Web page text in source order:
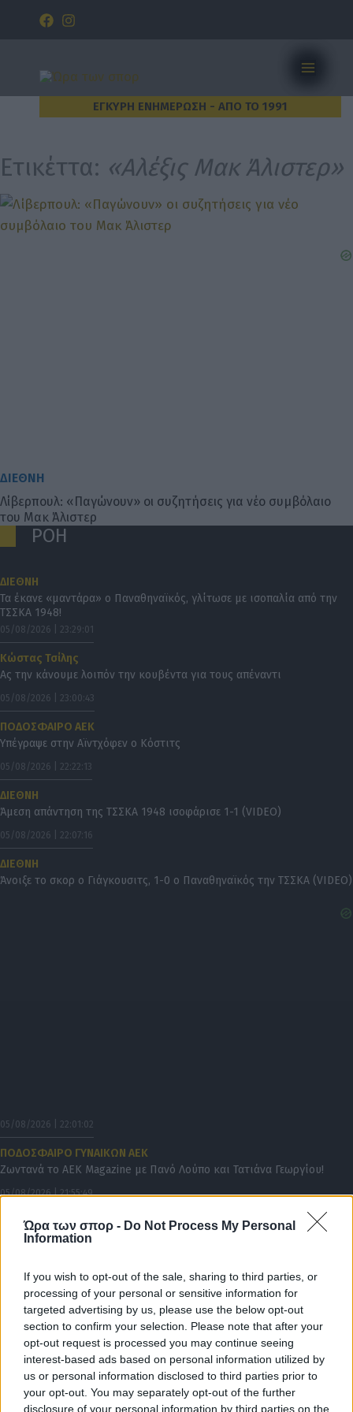
Ώρα των σπορ - Do Not Process My Personal
Information
If you wish to opt-out of the sale, sharing to third parties, or
processing of your personal or sensitive information for
targeted advertising by us, please use the below opt-out
section to confirm your selection. Please note that after your
opt-out request is processed you may continue seeing
interest-based ads based on personal information utilized by
us or personal information disclosed to third parties prior to
your opt-out. You may separately opt-out of the further
disclosure of your personal information by third parties on the
Μετάβαση
Ετικέττα: «Αλέξις Μακ Άλιστερ»
ΔΙΕΘΝΗ
Λίβερπουλ: «Παγώνουν» οι συζητήσεις για νέο συμβόλαιο
του Μακ Άλιστερ
ΡΟΗ
ΔΙΕΘΝΗ
Τα έκανε «μαντάρα» ο Παναθηναϊκός, γλίτωσε με ισοπαλία από την
ΤΣΣΚΑ 1948!
05/08/2026 | 23:29:01
Κώστας Τσίλης
Ας την κάνουμε λοιπόν την κουβέντα για τους απέναντι
05/08/2026 | 23:00:43
ΠΟΔΟΣΦΑΙΡΟ ΑΕΚ
Υπέγραψε στην Αϊντχόφεν ο Κόστιτς
05/08/2026 | 22:22:13
ΔΙΕΘΝΗ
Άμεση απάντηση της ΤΣΣΚΑ 1948 ισοφάρισε 1-1 (VIDEO)
05/08/2026 | 22:07:16
ΔΙΕΘΝΗ
Άνοιξε το σκορ ο Γιάγκουσιτς, 1-0 ο Παναθηναϊκός την ΤΣΣΚΑ (VIDEO)
05/08/2026 | 22:01:02
ΠΟΔΟΣΦΑΙΡΟ ΓΥΝΑΙΚΩΝ ΑΕΚ
Ζωντανά το AEK Magazine με Πανό Λούπο και Τατιάνα Γεωργίου!
05/08/2026 | 21:55:49
ΔΙΕΘΝΗ
Ενός λεπτού σιγή πριν τη σέντρα στο Παναθηναϊκός-ΤΣΣΚΑ 1948
SUPER LEAGUE 2
«Λευκή» ισοπαλία για Νίκη Βόλου και ΠΑΟΚ Β
05/08/2026 | 21:21:59
ΠΟΔΟΣΦΑΙΡΟ ΑΕΚ
Επίσημο: Πρόβα τζενεράλε με Athens Kallithea στη Νέα Φιλαδέλφεια
– Τα εισιτήρια, η μέρα και η ώρα!
05/08/2026 | 20:54:41